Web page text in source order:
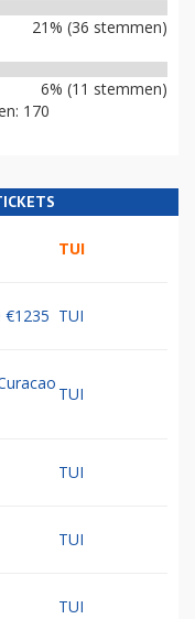
21% (36 stemmen)
6% (11 stemmen)
170
TUI
€1235 TUI
TUI
TUI
TUI
TUI